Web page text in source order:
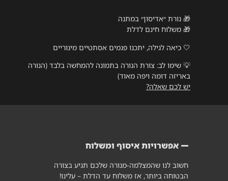
🎁 נורת ״אדיסון״ במתנה
🎁 משלוח חינם לדלת
🤍 כיאה לגילה, יתכנו פגמים אסתטיים מינוריים
💡 שימו לב: צורת הנורה בתמונה להמחשה בלבד (הנורה
באריזה דומה ויפה מאוד)
יש לכם שאלה?
אפשרויות איסוף ומשלוח
חשוב לנו שהמצלמה-מנורה שלכם תגיע בצורה
הבטוחה ביותר, אז משלוח עד הדלת – עלינו!